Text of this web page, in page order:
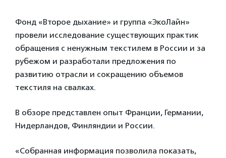
Фонд «Второе дыхание» и группа «ЭкоЛайн»
провели исследование существующих практик
обращения с ненужным текстилем в России и за
рубежом и разработали предложения по
развитию отрасли и сокращению объемов
текстиля на свалках.
В обзоре представлен опыт Франции, Германии,
Нидерландов, Финляндии и России.
«Собранная информация позволила показать,